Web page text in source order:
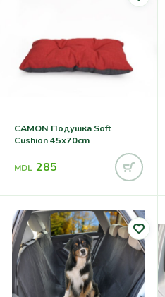
CAMON Подушка Soft
Cushion 45x70cm
MDL 285